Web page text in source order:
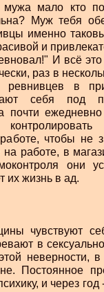
мало кто
Муж тебя
именно
и
И всё
раз в
ревнивцев в
себя под
почти
чтобы не
работе, в
они
их жизнь в ад.
чувствуют
в
неверности,
Постоянное
и через